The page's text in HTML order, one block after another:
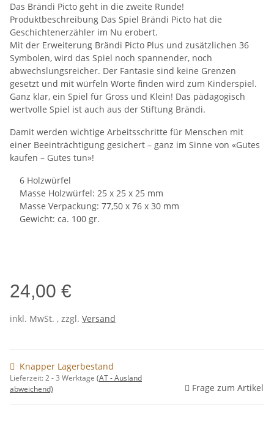
Das Brändi Picto geht in die zweite Runde!
Produktbeschreibung Das Spiel Brändi Picto hat die
Geschichtenerzähler im Nu erobert.
Mit der Erweiterung Brändi Picto Plus und zusätzlichen 36
Symbolen, wird das Spiel noch spannender, noch
abwechslungsreicher. Der Fantasie sind keine Grenzen
gesetzt und mit würfeln Worte finden wird zum Kinderspiel.
Ganz klar, ein Spiel für Gross und Klein! Das pädagogisch
wertvolle Spiel ist auch aus der Stiftung Brändi.
Damit werden wichtige Arbeitsschritte für Menschen mit
einer Beeinträchtigung gesichert – ganz im Sinne von «Gutes
kaufen – Gutes tun»!
6 Holzwürfel
Masse Holzwürfel: 25 x 25 x 25 mm
Masse Verpackung: 77,50 x 76 x 30 mm
Gewicht: ca. 100 gr.
24,00 €
inkl. MwSt. , zzgl. Versand
Knapper Lagerbestand
Lieferzeit:2 - 3 Werktage (AT - Ausland
abweichend)
Frage zum Artikel